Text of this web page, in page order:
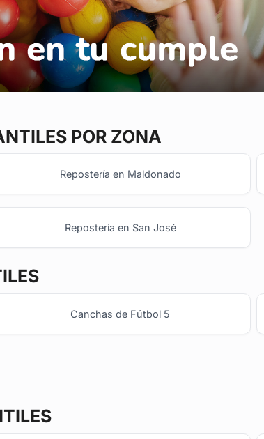
POR ZONA
Repostería en Maldonado
Repostería en San José
Canchas de Fútbol 5